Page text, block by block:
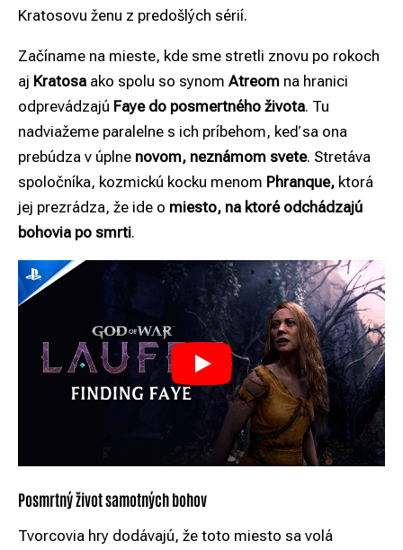
Kratosovu ženu z predošlých sérií.
Začíname na mieste, kde sme stretli znovu po rokoch
aj Kratosa ako spolu so synom Atreom na hranici
odprevádzajú Faye do posmertného života. Tu
nadviažeme paralelne s ich príbehom, keď sa ona
prebúdza v úplne novom, neznámom svete. Stretáva
spoločníka, kozmickú kocku menom Phranque, ktorá
jej prezrádza, že ide o miesto, na ktoré odchádzajú
bohovia po smrti.
Posmrtný život samotných bohov
Tvorcovia hry dodávajú, že toto miesto sa volá